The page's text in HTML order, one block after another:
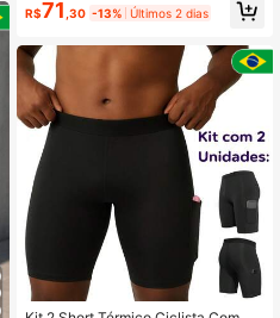
m Gel, Shorts de Ciclismo e Ginásti
R$71 ,30 -13% Últimos 2 dias